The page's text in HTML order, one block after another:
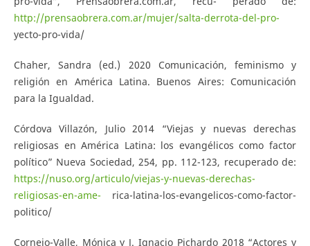
http://prensaobrera.com.ar/mujer/salta-derrota-del-pro-
yecto-pro-vida/
Chaher, Sandra (ed.) 2020 Comunicación, feminismo y
religión en América Latina. Buenos Aires: Comunicación
para la Igualdad.
Córdova Villazón, Julio 2014 “Viejas y nuevas derechas
religiosas en América Latina: los evangélicos como factor
político” Nueva Sociedad, 254, pp. 112-123, recuperado de:
https://nuso.org/articulo/viejas-y-nuevas-derechas-
religiosas-en-ame- rica-latina-los-evangelicos-como-factor-
politico/
Cornejo-Valle, Mónica y J. Ignacio Pichardo 2018 “Actores y